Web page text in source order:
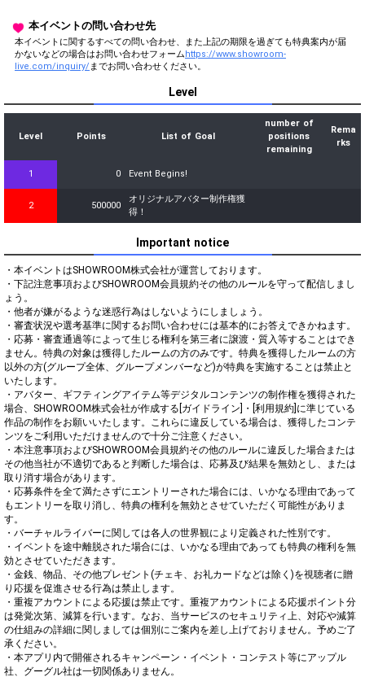
本イベントの問い合わせ先
本イベントに関するすべての問い合わせ、また上記の期限を過ぎても特典案内が届
かないなどの場合はお問い合わせフォームhttps://www.showroom-
live.com/inquiry/ までお問い合わせください。
Level
Level Points List of Goal
number of
positions
remaining
Rema
rks
1 0 Event Begins!
2 500000
オリジナルアバター制作権獲
得！
Important notice
・本イベントはSHOWROOM株式会社が運営しております。
・下記注意事項およびSHOWROOM会員規約その他のルールを守って配信しまし
ょう。
・他者が嫌がるような迷惑行為はしないようにしましょう。
・審査状況や選考基準に関するお問い合わせには基本的にお答えできかねます。
・応募・審査通過等によって生じる権利を第三者に譲渡・質入等することはでき
ません。特典の対象は獲得したルームの方のみです。特典を獲得したルームの方
以外の方(グループ全体、グループメンバーなど)が特典を実施することは禁止と
いたします。
・アバター、ギフティングアイテム等デジタルコンテンツの制作権を獲得された
場合、SHOWROOM株式会社が作成する[ガイドライン]・[利用規約]に準じている
作品の制作をお願いいたします。これらに違反している場合は、獲得したコンテ
ンツをご利用いただけませんので十分ご注意ください。
・本注意事項およびSHOWROOM会員規約その他のルールに違反した場合または
その他当社が不適切であると判断した場合は、応募及び結果を無効とし、または
取り消す場合があります。
・応募条件を全て満たさずにエントリーされた場合には、いかなる理由であって
もエントリーを取り消し、特典の権利を無効とさせていただく可能性がありま
す。
・バーチャルライバーに関しては各人の世界観により定義された性別です。
・イベントを途中離脱された場合には、いかなる理由であっても特典の権利を無
効とさせていただきます。
・金銭、物品、その他プレゼント(チェキ、お礼カードなどは除く)を視聴者に贈
り応援を促進させる行為は禁止します。
・重複アカウントによる応援は禁止です。重複アカウントによる応援ポイント分
は発覚次第、減算を行います。なお、当サービスのセキュリティ上、対応や減算
の仕組みの詳細に関しましては個別にご案内を差し上げておりません。予めご了
承ください。
・本アプリ内で開催されるキャンペーン・イベント・コンテスト等にアップル
社、グーグル社は一切関係ありません。